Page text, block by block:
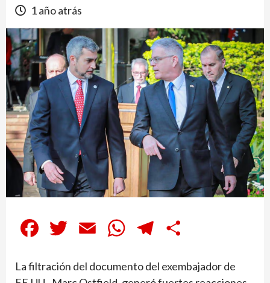
1 año atrás
FacebookTwitter Email WhatsAppTelegram
La filtración del documento del exembajador de